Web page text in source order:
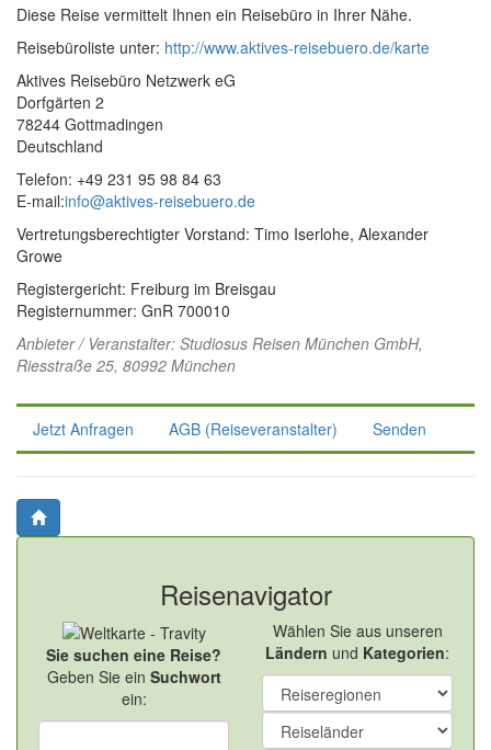
Diese Reise vermittelt Ihnen ein Reisebüro in Ihrer Nähe.
Reisebüroliste unter: http://www.aktives-reisebuero.de/karte
Aktives Reisebüro Netzwerk eG
Dorfgärten 2
78244 Gottmadingen
Deutschland
Telefon: +49 231 95 98 84 63
E-mail:info@aktives-reisebuero.de
Vertretungsberechtigter Vorstand: Timo Iserlohe, Alexander
Growe
Registergericht: Freiburg im Breisgau
Registernummer: GnR 700010
Anbieter / Veranstalter: Studiosus Reisen München GmbH,
Riesstraße 25, 80992 München
Jetzt Anfragen AGB (Reiseveranstalter) Senden
Reisenavigator
Sie suchen eine Reise?
Geben Sie ein Suchwort
ein:
Wählen Sie aus unseren
Ländern und Kategorien: